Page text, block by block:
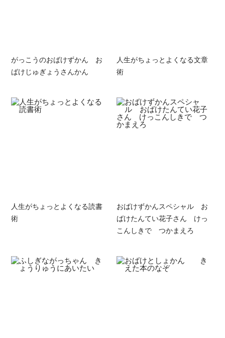
がっこうのおばけずかん お
ばけじゅぎょうさんかん
人生がちょっとよくなる文章
術
人生がちょっとよくなる読書
術
おばけずかんスペシャル お
ばけたんてい花子さん けっ
こんしきで つかまえろ